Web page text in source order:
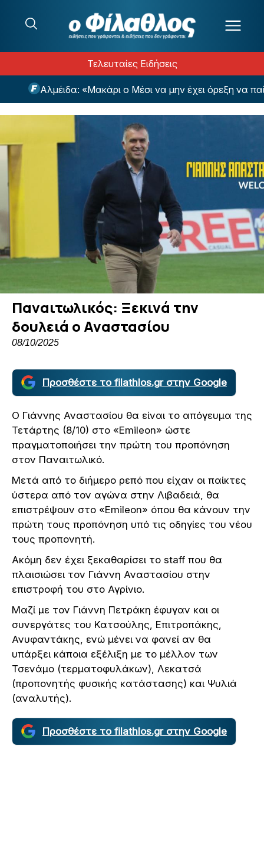
Τελευταίες Ειδήσεις
Αλμέιδα: «Μακάρι ο Μέσι να μην έχει όρεξη να
Παναιτωλικός: Ξεκινά την
δουλειά ο Αναστασίου
08/10/2025
Προσθέστε το filathlos.gr στην Google
Ο Γιάννης Αναστασίου θα είναι το απόγευμα της
Τετάρτης (8/10) στο «Emileon» ώστε
πραγματοποιήσει την πρώτη του προπόνηση
στον Παναιτωλικό.
Μετά από το διήμερο ρεπό που είχαν οι παίκτες
ύστερα από τον αγώνα στην Λιβαδειά, θα
επιστρέψουν στο «Emileon» όπου θα κάνουν την
πρώτη τους προπόνηση υπό τις οδηγίες του νέου
τους προπονητή.
Ακόμη δεν έχει ξεκαθαρίσει το staff που θα
πλαισιώσει τον Γιάννη Αναστασίου στην
επιστροφή του στο Αγρίνιο.
Μαζί με τον Γιάννη Πετράκη έφυγαν και οι
συνεργάτες του Κατσούλης, Επιτροπάκης,
Ανυφαντάκης, ενώ μένει να φανεί αν θα
υπάρξει κάποια εξέλιξη με το μέλλον των
Τσενάμο (τερματοφυλάκων), Λεκατσά
(προπονητής φυσικής κατάστασης) και Ψυλιά
(αναλυτής).
Προσθέστε το filathlos.gr στην Google